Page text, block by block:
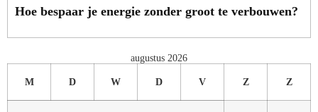
Hoe bespaar je energie zonder groot te verbouwen?
augustus 2026
M D W D V Z Z